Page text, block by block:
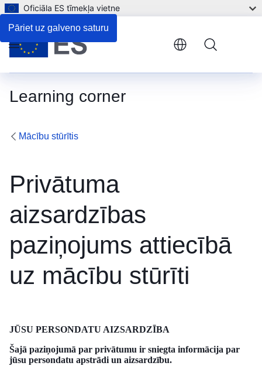
Pāriet uz galveno saturu
Oficiāla ES tīmekļa vietne
Learning corner
Menu
Mācību stūrītis
Privātuma
aizsardzības
paziņojums attiecībā
uz mācību stūrīti
JŪSU PERSONDATU AIZSARDZĪBA
Šajā paziņojumā par privātumu ir sniegta informācija par
jūsu persondatu apstrādi un aizsardzību.